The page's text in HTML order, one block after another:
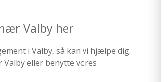
Valby her
i Valby, så kan vi hjælpe dig.
eller benytte vores